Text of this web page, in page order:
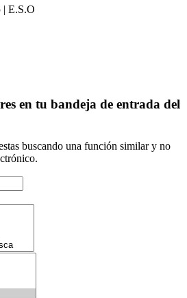
| E.S.O
en tu bandeja de entrada del
buscando una función similar y no